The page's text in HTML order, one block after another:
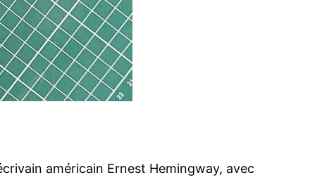
américain Ernest Hemingway, avec